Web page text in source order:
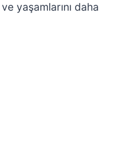
yaşamlarını daha